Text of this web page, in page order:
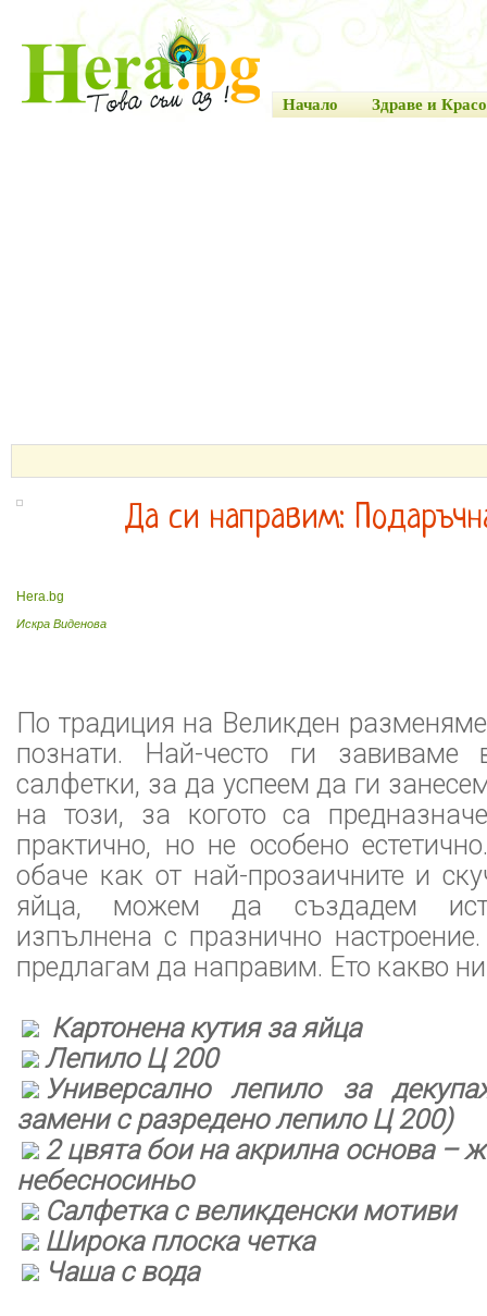
Начало Здраве и
Да си направим:
Hera.bg
Искра Виденова
По традиция на Великден
познати. Най-често ги завиваме
салфетки, за да успеем да ги
на този, за когото са
практично, но не особено
обаче как от най-прозаичните и
яйца, можем да създадем
изпълнена с празнично
предлагам да направим. Ето какво
Картонена кутия за яйца
Лепило Ц 200
Универсално лепило за
замени с разредено лепило Ц 200)
2 цвята бои на акрилна основа –
небесносиньо
Салфетка с великденски мотиви
Широка плоска четка
Чаша с вода